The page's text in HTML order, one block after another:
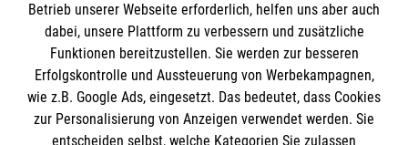
Hinweis:Hinweis:
Schauen Sie auch unter der Kursart „Pflege-
Fortbildung“ nach passenden Angeboten.
Jetzt anmelden >
Betrieb unserer Webseite erforderlich, helfen uns aber auch
dabei, unsere Plattform zu verbessern und zusätzliche
Funktionen bereitzustellen. Sie werden zur besseren
Erfolgskontrolle und Aussteuerung von Werbekampagnen,
wie z.B. Google Ads, eingesetzt. Das bedeutet, dass Cookies
zur Personalisierung von Anzeigen verwendet werden. Sie
entscheiden selbst, welche Kategorien Sie zulassen